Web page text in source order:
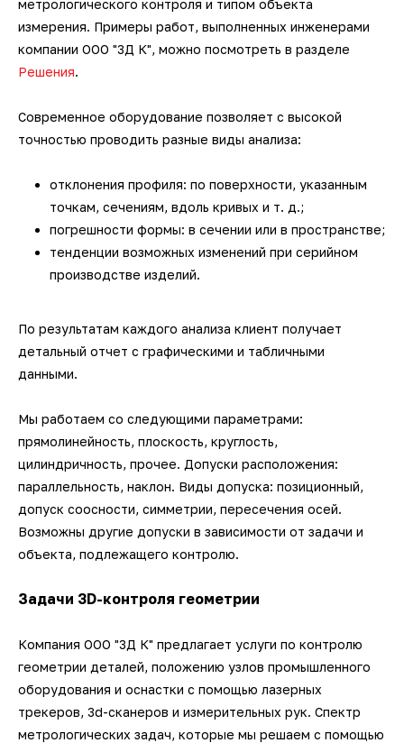
метрологического контроля и типом объекта
измерения. Примеры работ, выполненных инженерами
компании ООО "3Д К", можно посмотреть в разделе
Решения.
Современное оборудование позволяет с высокой
точностью проводить разные виды анализа:
отклонения профиля: по поверхности, указанным
точкам, сечениям, вдоль кривых и т. д.;
погрешности формы: в сечении или в пространстве;
тенденции возможных изменений при серийном
производстве изделий.
По результатам каждого анализа клиент получает
детальный отчет с графическими и табличными
данными.
Мы работаем со следующими параметрами:
прямолинейность, плоскость, круглость,
цилиндричность, прочее. Допуски расположения:
параллельность, наклон. Виды допуска: позиционный,
допуск соосности, симметрии, пересечения осей.
Возможны другие допуски в зависимости от задачи и
объекта, подлежащего контролю.
Задачи 3D-контроля геометрии
Компания ООО "3Д К" предлагает услуги по контролю
геометрии деталей, положению узлов промышленного
оборудования и оснастки с помощью лазерных
трекеров, 3d-сканеров и измерительных рук. Спектр
метрологических задач, которые мы решаем с помощью
3D-сканеры для трекеров
3D-сканеры для измерительных
рук
ПО ESI Additive Manufacturing
ПО Volume Graphics
ПО TubeShaper